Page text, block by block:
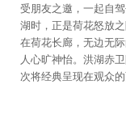
受朋友之邀，一起自
湖时，正是荷花怒放
在荷花长廊，无边无
人心旷神怡。洪湖赤
次将经典呈现在观众